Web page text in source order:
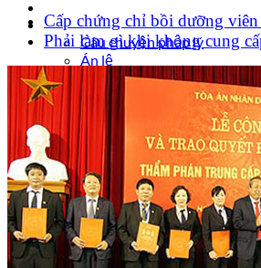
Vấn đề pháp lý
Câu chuyện pháp lý
Án lệ
Trợ Giúp Pháp Lý
Nghề Luật
Đào tạo Luật sư
Kiến thức Pháp Luật
Kinh nghiệm – Kỹ năng
Tin tức pháp luật
Cấp chứng chỉ bồi dưỡng viên
Phải làm gì khi không cung